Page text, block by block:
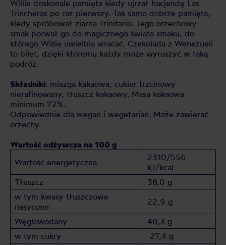
Willie doskonale pamięta kiedy ujrzał hacjendę Las
Trincheras po raz pierwszy. Tak samo dobrze pamięta,
kiedy spróbował ziarna Trinitario. Jego orzechowy
smak porwał go do magicznego świata smaku, do
którego Willie uwielbia wracać. Czekolada z Wenezueli
to bilet, dzięki któremu każdy może wyruszyć w taką
podróż.
Składniki: miazga kakaowa, cukier trzcinowy
nierafinowany, tłuszcz kakaowy. Masa kakaowa
minimum 72%.
Odpowiednie dla wegan i wegetarian. Może zawierać
orzechy.
Wartość odżywcza na 100 g
Wartość energetyczna
2310/556
kJ/kcal
Tłuszcz
38,0 g
w tym kwasy tłuszczowe
nasycone
22,9 g
Węglowodany
40,3 g
w tym cukry
27,4 g